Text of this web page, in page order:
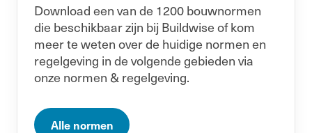
Download een van de 1200 bouwnormen
die beschikbaar zijn bij Buildwise of kom
meer te weten over de huidige normen en
regelgeving in de volgende gebieden via
onze normen & regelgeving.
Alle normen